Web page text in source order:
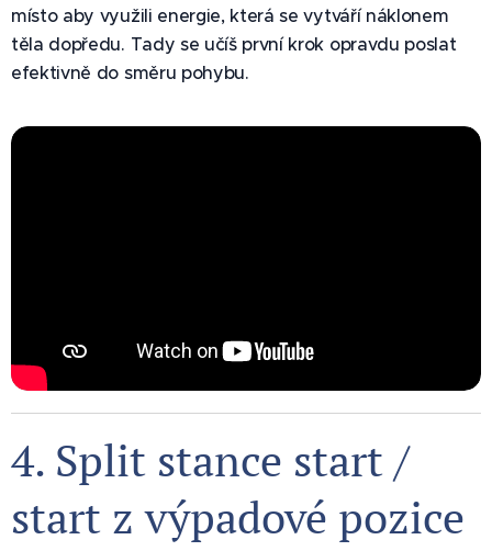
místo aby využili energie, která se vytváří náklonem
těla dopředu. Tady se učíš první krok opravdu poslat
efektivně do směru pohybu.
4. Split stance start /
start z výpadové pozice